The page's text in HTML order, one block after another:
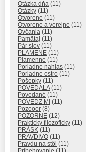
Otázka dňa (11)
Otázky (11)
Otvorene (11)
Otvorene a verejne (11)
Ovčania (11)
Pamätaj (11)
Pár slov (11)
PLAMENE (11)
Plamenne (11)
Poriadne nahlas (11)
Poriadne ostro (11)
Pošepky (11)
POVEDALA(11)
Povedané (11)
POVEDZ MI (11)
Pozooor (8)
POZORNE (12)
Prakticky filozoficky (11)
PRÁSK (11)
PRAVDIVO (11)
Pravdu na stôl (11)